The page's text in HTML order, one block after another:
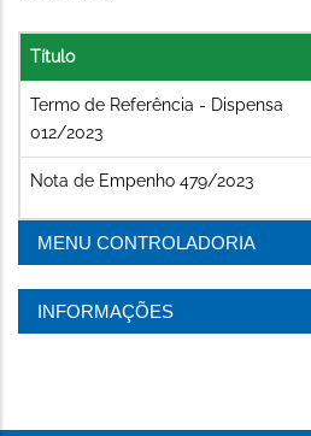
Título
Termo de Referência - Dispensa
012/2023
Nota de Empenho 479/2023
MENU CONTROLADORIA
INFORMAÇÕES